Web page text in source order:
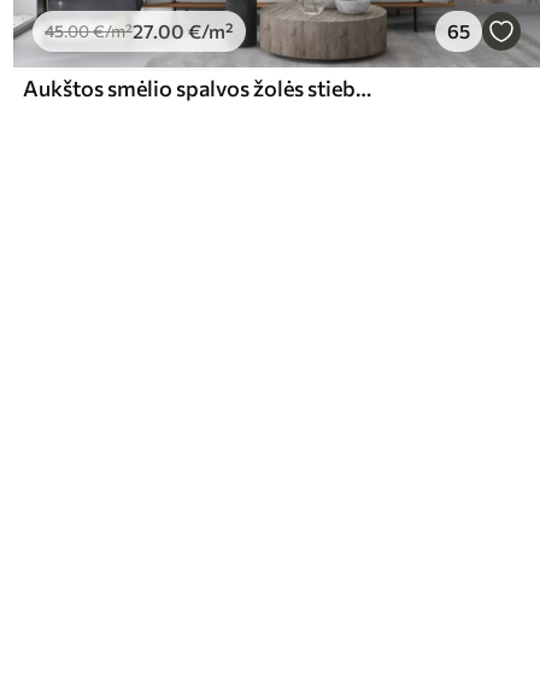
45.00€/m²27.00 €/m² 65
Aukštos smėlio spalvos žolės stiebų spygliukai, siūbuojantys vėjyje, švelniame, šviesiame fone